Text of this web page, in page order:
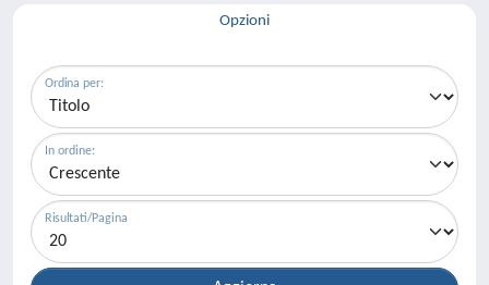
Opzioni
Ordina per:
In ordine:
Risultati/Pagina